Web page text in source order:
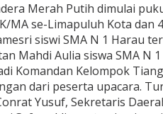
Merah Putih dimulai
MA se-Limapuluh Kota
siswi SMA N 1 Harau
Mahdi Aulia siswa SMA N
Komandan Kelompok
dari peserta upacara.
Yusuf, Sekretaris